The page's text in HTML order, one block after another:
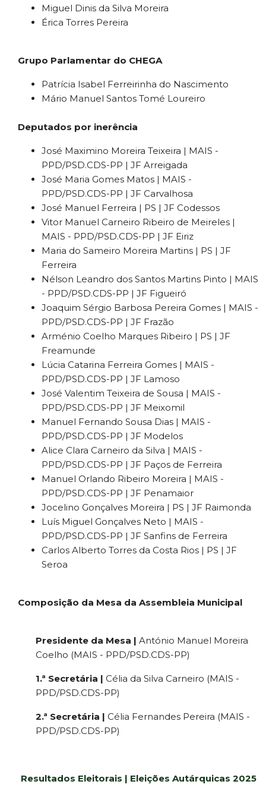
Miguel Dinis da Silva Moreira
Érica Torres Pereira
Grupo Parlamentar do CHEGA
Patrícia Isabel Ferreirinha do Nascimento
Mário Manuel Santos Tomé Loureiro
Deputados por inerência
José Maximino Moreira Teixeira | MAIS -
PPD/PSD.CDS-PP | JF Arreigada
José Maria Gomes Matos | MAIS -
PPD/PSD.CDS-PP | JF Carvalhosa
José Manuel Ferreira | PS | JF Codessos
Vitor Manuel Carneiro Ribeiro de Meireles |
MAIS - PPD/PSD.CDS-PP | JF Eiriz
Maria do Sameiro Moreira Martins | PS | JF
Ferreira
Nélson Leandro dos Santos Martins Pinto | MAIS
- PPD/PSD.CDS-PP | JF Figueiró
Joaquim Sérgio Barbosa Pereira Gomes | MAIS -
PPD/PSD.CDS-PP | JF Frazão
Arménio Coelho Marques Ribeiro | PS | JF
Freamunde
Lúcia Catarina Ferreira Gomes | MAIS -
PPD/PSD.CDS-PP | JF Lamoso
José Valentim Teixeira de Sousa | MAIS -
PPD/PSD.CDS-PP | JF Meixomil
Manuel Fernando Sousa Dias | MAIS -
PPD/PSD.CDS-PP | JF Modelos
Alice Clara Carneiro da Silva | MAIS -
PPD/PSD.CDS-PP | JF Paços de Ferreira
Manuel Orlando Ribeiro Moreira | MAIS -
PPD/PSD.CDS-PP | JF Penamaior
Jocelino Gonçalves Moreira | PS | JF Raimonda
Luís Miguel Gonçalves Neto | MAIS -
PPD/PSD.CDS-PP | JF Sanfins de Ferreira
Carlos Alberto Torres da Costa Rios | PS | JF
Seroa
Composição da Mesa da Assembleia Municipal
Presidente da Mesa | António Manuel Moreira
Coelho (MAIS - PPD/PSD.CDS-PP)
1.ª Secretária | Célia da Silva Carneiro (MAIS -
PPD/PSD.CDS-PP)
2.ª Secretária | Célia Fernandes Pereira (MAIS -
PPD/PSD.CDS-PP)
Resultados Eleitorais | Eleições Autárquicas 2025